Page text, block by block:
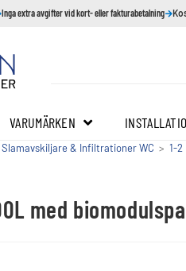
Inga extra avgifter vid kort- eller fakturabetalning
VARUMÄRKEN
Slamavskiljare & Infiltrationer WC > 1-2
med